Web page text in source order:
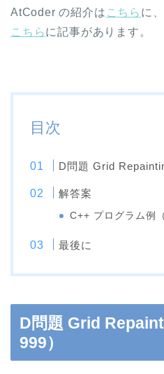
AtCoder の紹介は こちら に
こちらに記事があります。
目次
D問題 Grid
解答案
C++ プログラム例
最後に
D問題 Grid
999）